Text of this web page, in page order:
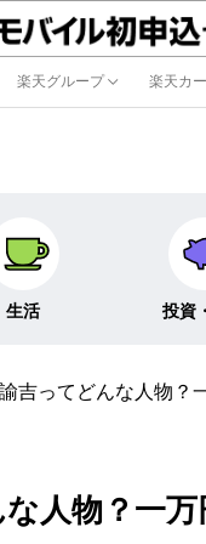
楽天グループ 楽天カ
生活
レス
除・給付金
投資
株式・投資
iDeCo・そ
吉ってどんな人物？
人物？一